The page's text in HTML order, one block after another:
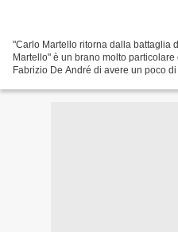
"Carlo Martello ritorna dalla battaglia
Martello" è un brano molto
Fabrizio De André di avere un poco